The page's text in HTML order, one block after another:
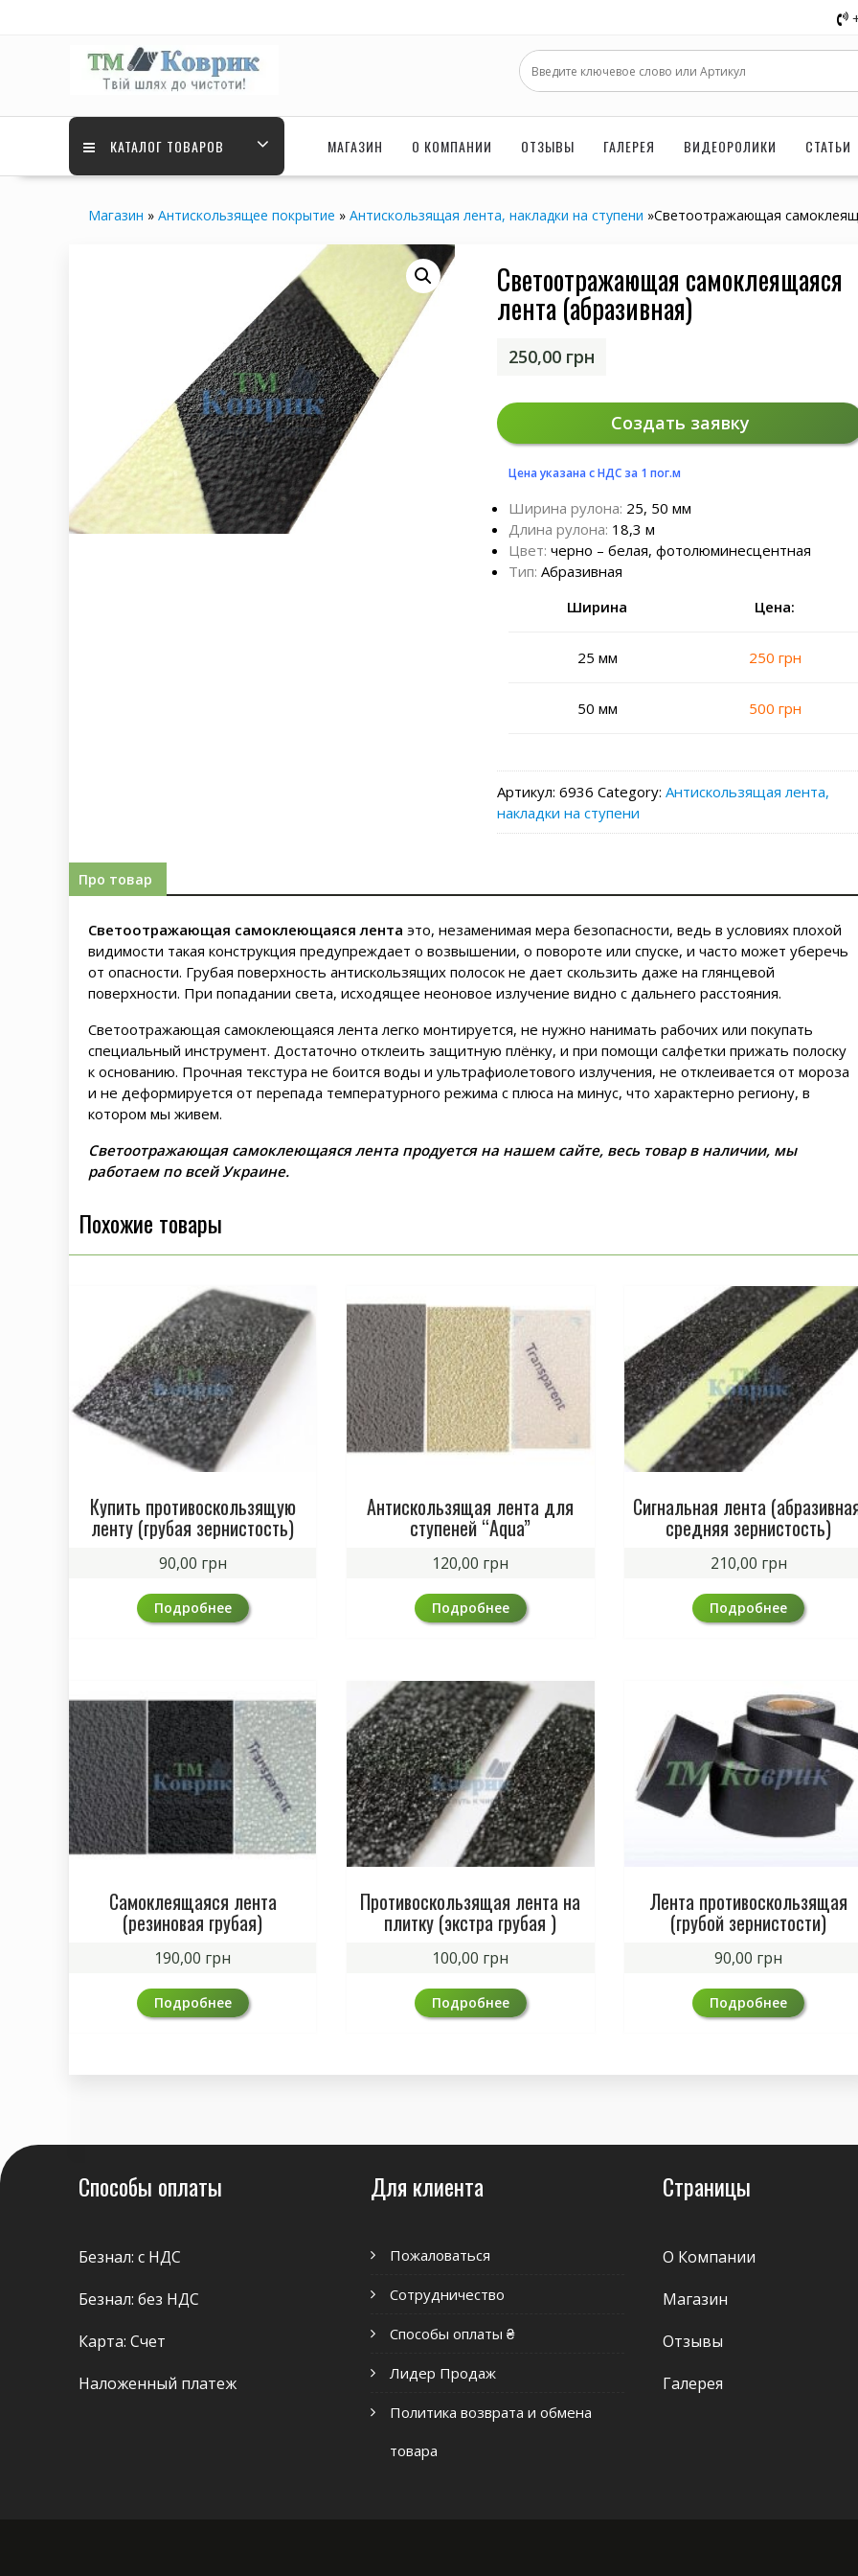
КАТАЛОГ ТОВАРОВ МАГАЗИН О КОМПАНИИ ОТЗЫВЫ ГАЛЕРЕЯ ВИДЕОРОЛИКИ СТАТЬИ
Магазин » Антискользящее покрытие » Антискользящая лента, накладки на ступени »Светоотражающая
Светоотражающая самоклеящаяся
лента (абразивная)
250,00 грн
Создать заявку
Цена указана с НДС за 1 пог.м
Ширина рулона: 25, 50 мм
Длина рулона: 18,3 м
Цвет: черно – белая, фотолюминесцентная
Тип: Абразивная
Ширина
Цена:
25 мм 250 грн
50 мм 500 грн
Артикул: 6936 Category: Антискользящая лента,
накладки на ступени
Про товар
Светоотражающая самоклеющаяся лента это, незаменимая мера безопасности, ведь в условиях плохой
видимости такая конструкция предупреждает о возвышении, о повороте или спуске, и часто может уберечь
от опасности. Грубая поверхность антискользящих полосок не дает скользить даже на глянцевой
поверхности. При попадании света, исходящее неоновое излучение видно с дальнего расстояния.
Светоотражающая самоклеющаяся лента легко монтируется, не нужно нанимать рабочих или покупать
специальный инструмент. Достаточно отклеить защитную плёнку, и при помощи салфетки прижать полоску
к основанию. Прочная текстура не боится воды и ультрафиолетового излучения, не отклеивается от мороза
и не деформируется от перепада температурного режима с плюса на минус, что характерно региону, в
котором мы живем.
Светоотражающая самоклеющаяся лента продуется на нашем сайте, весь товар в наличии, мы
работаем по всей Украине.
Похожие товары
Купить противоскользящую
ленту (грубая зернистость)
90,00 грн
Подробнее
Антискользящая лента для
ступеней “Aqua”
120,00 грн
Подробнее
Сигнальная лента
средняя зернистость)
210,00 грн
Подробнее
Самоклеящаяся лента
(резиновая грубая)
190,00 грн
Подробнее
Противоскользящая лента на
плитку (экстра грубая )
100,00 грн
Подробнее
Лента противоскользящая
(грубой зернистости)
90,00 грн
Подробнее
Способы оплаты
Безнал: с НДС
Безнал: без НДС
Карта: Счет
Наложенный платеж
Для клиента
Пожаловаться
Сотрудничество
Способы оплаты ₴
Лидер Продаж
Политика возврата и обмена
товара
Страницы
О Компании
Магазин
Отзывы
Галерея